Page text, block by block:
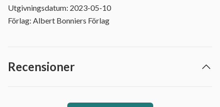
Utgivningsdatum: 2023-05-10
Förlag: Albert Bonniers Förlag
Recensioner